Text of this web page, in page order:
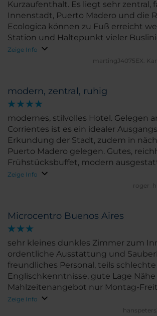
Kurzaufenthalt. Es liegt sehr zentral,
Innenstadt, Puerto Madero und die
Ecologica können zu Fuß erreicht
Station und Haltepunkt vieler
dem Haus. Durch die Lage an der
Corrientes ist es allerdings sehr laut.
Ausgezeichnetes Frühstücksbuffet.
Zeige Info
martingJ4075EX.
modern, zentral, ruhig
modernes, stilvolles Hotel. Gelegen
Corrientes ist es ein idealer
Erkundung der Stadt, zudem in
Puerto Madero gelegen. Gutes,
Frühstücksbuffet, modern
Zeige Info
Microcentro Buenos Aires
sehr kleines dunkles Zimmer zum
ordentliche Ausstattung und
freundliches Personal, teils
Englischkenntnisse, gute Lage Nähe
Mahlzeitenangebot nur Montag-
überschaubar, Frühstück typisch
Überangebot an Kuchen und
Zeige Info